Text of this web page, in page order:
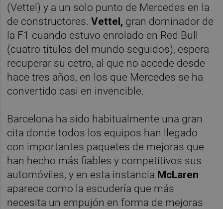
(Vettel) y a un solo punto de Mercedes en la
de constructores.Vettel, gran dominador de
la F1 cuando estuvo enrolado en Red Bull
(cuatro títulos del mundo seguidos), espera
recuperar su cetro, al que no accede desde
hace tres años, en los que Mercedes se ha
convertido casi en invencible.
Barcelona ha sido habitualmente una gran
cita donde todos los equipos han llegado
con importantes paquetes de mejoras que
han hecho más fiables y competitivos sus
automóviles, y en esta instancia McLaren
aparece como la escudería que más
necesita un empujón en forma de mejoras